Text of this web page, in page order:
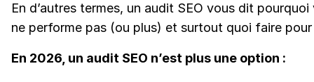
En d’autres termes, un audit SEO vous dit
ne performe pas (ou plus) et surtout quoi faire
En 2026, un audit SEO n’est plus une option :